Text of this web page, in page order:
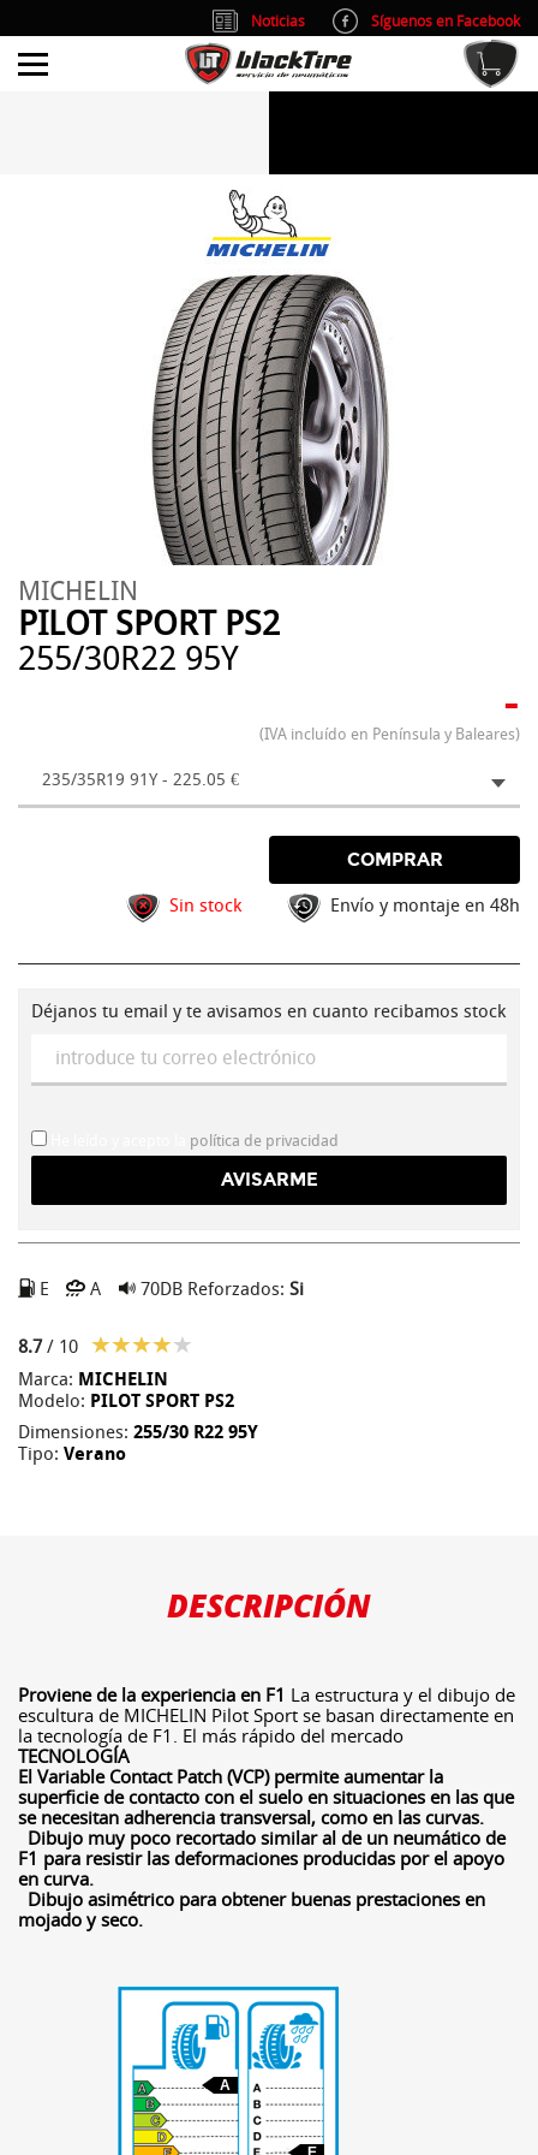
MICHELIN
PILOT SPORT PS2
255/30R22 95Y
-
(IVA incluído en Península y Baleares)
235/35R19 91Y - 225.05 €
COMPRAR
Sin stock Envío y montaje en 48h
Déjanos tu email y te avisamos en cuanto recibamos stock
política de privacidad
E A 70DB Reforzados: Si
8.7/ 10
Marca: MICHELIN
Modelo: PILOT SPORT PS2
Dimensiones: 255/30 R22 95Y
Tipo: Verano
DESCRIPCIÓN
Proviene de la experiencia en F1 La estructura y el dibujo de
escultura de MICHELIN Pilot Sport se basan directamente en
la tecnología de F1. El más rápido del mercado
TECNOLOGÍA
El Variable Contact Patch (VCP) permite aumentar la
superficie de contacto con el suelo en situaciones en las que
se necesitan adherencia transversal, como en las curvas.
Dibujo muy poco recortado similar al de un neumático de
F1 para resistir las deformaciones producidas por el apoyo
en curva.
Dibujo asimétrico para obtener buenas prestaciones en
mojado y seco.
A
Noticias
Síguenos en Facebook
info@blacktire.es
Atención al cliente: L/V 9:00-14:00 y 15:00-19:00